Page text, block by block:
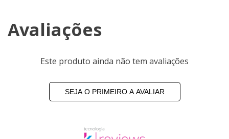
Avaliações
Este produto ainda não tem avaliações
SEJA O PRIMEIRO A AVALIAR